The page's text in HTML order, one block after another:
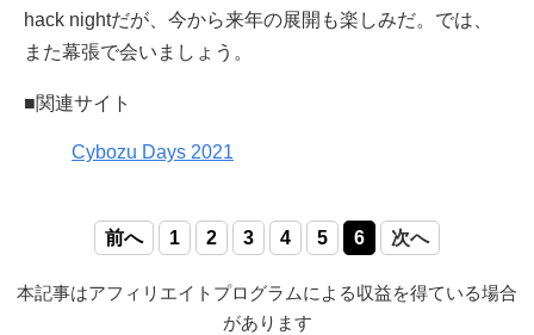
hack nightだが、今から来年の展開も楽しみだ。では、
また幕張で会いましょう。
■関連サイト
Cybozu Days 2021
前へ 1 2 3 4 5 6 次へ
本記事はアフィリエイトプログラムによる収益を得ている場合
があります